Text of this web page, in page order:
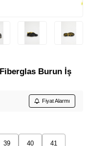
Burun İş
Fiyat Alarmı
39 40 41